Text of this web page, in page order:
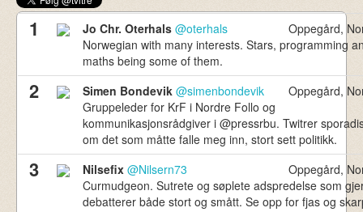
736,310
Norske Tvitrere
1 Jo Chr. Oterhals @oterhals
Oppegård,
Norwegian with many interests. Stars, programming
maths being some of them.
2 Simen Bondevik @simenbondevik
Oppegård,
Gruppeleder for KrF i Nordre Follo og
kommunikasjonsrådgiver i @pressrbu. Twitrer
om det som måtte falle meg inn, stort sett politikk.
3 Nilsefix @Nilsern73
Oppegård,
Curmudgeon. Sutrete og søplete adspredelse som
debatterer både stort og smått. Se opp for fjas og